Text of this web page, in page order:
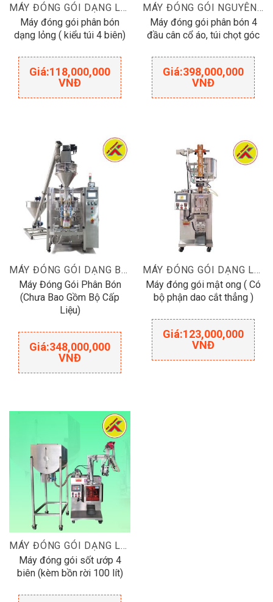
MÁY ĐÓNG GÓI DẠNG LỎNG
Máy đóng gói phân bón
dạng lỏng ( kiểu túi 4 biên)
Giá:118,000,000
VNĐ
MÁY ĐÓNG GÓI NGUYÊN LIỆU BỘT
Máy đóng gói phân bón 4
đầu cân cổ áo, túi chọt góc
Giá:398,000,000
VNĐ
MÁY ĐÓNG GÓI DẠNG BỘT
Máy Đóng Gói Phân Bón
(Chưa Bao Gồm Bộ Cấp
Liệu)
Giá:348,000,000
VNĐ
MÁY ĐÓNG GÓI DẠNG LỎNG
Máy đóng gói mật ong ( Có
bộ phận dao cắt thẳng )
Giá:123,000,000
VNĐ
MÁY ĐÓNG GÓI DẠNG LỎNG
Máy đóng gói sốt ướp 4
biên (kèm bồn rời 100 lít)